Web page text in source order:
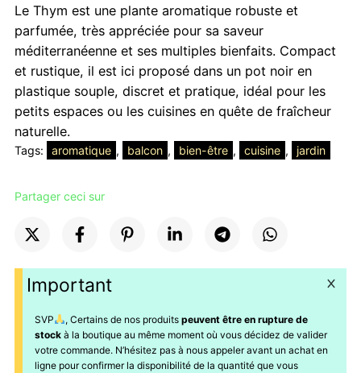
de
prix :
5500 CFA
à
11000 CFA
Le Thym est une plante aromatique robuste et
parfumée, très appréciée pour sa saveur
méditerranéenne et ses multiples bienfaits. Compact
et rustique, il est ici proposé dans un pot noir en
plastique souple, discret et pratique, idéal pour les
petits espaces ou les cuisines en quête de fraîcheur
naturelle.
Tags: aromatique , balcon , bien-être , cuisine , jardin
Partager ceci sur
Important
SVP , Certains de nos produits peuvent être en rupture de
stock à la boutique au même moment où vous décidez de valider
votre commande. N’hésitez pas à nous appeler avant un achat en
ligne pour confirmer la disponibilité de la quantité que vous